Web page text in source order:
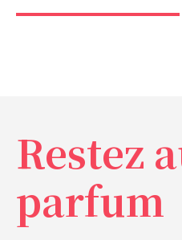
Restez
parfum